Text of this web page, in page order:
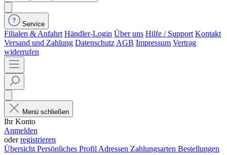
Service
Filialen & Anfahrt Händler-Login Über uns Hilfe / Support Kontakt
Versand und Zahlung Datenschutz AGB Impressum Vertrag
widerrufen
Menü schließen
Ihr Konto
Anmelden
oderregistrieren
Übersicht Persönliches Profil Adressen Zahlungsarten Bestellungen